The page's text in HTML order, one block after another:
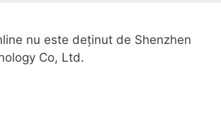
nu este deținut de Shenzhen
Co, Ltd.